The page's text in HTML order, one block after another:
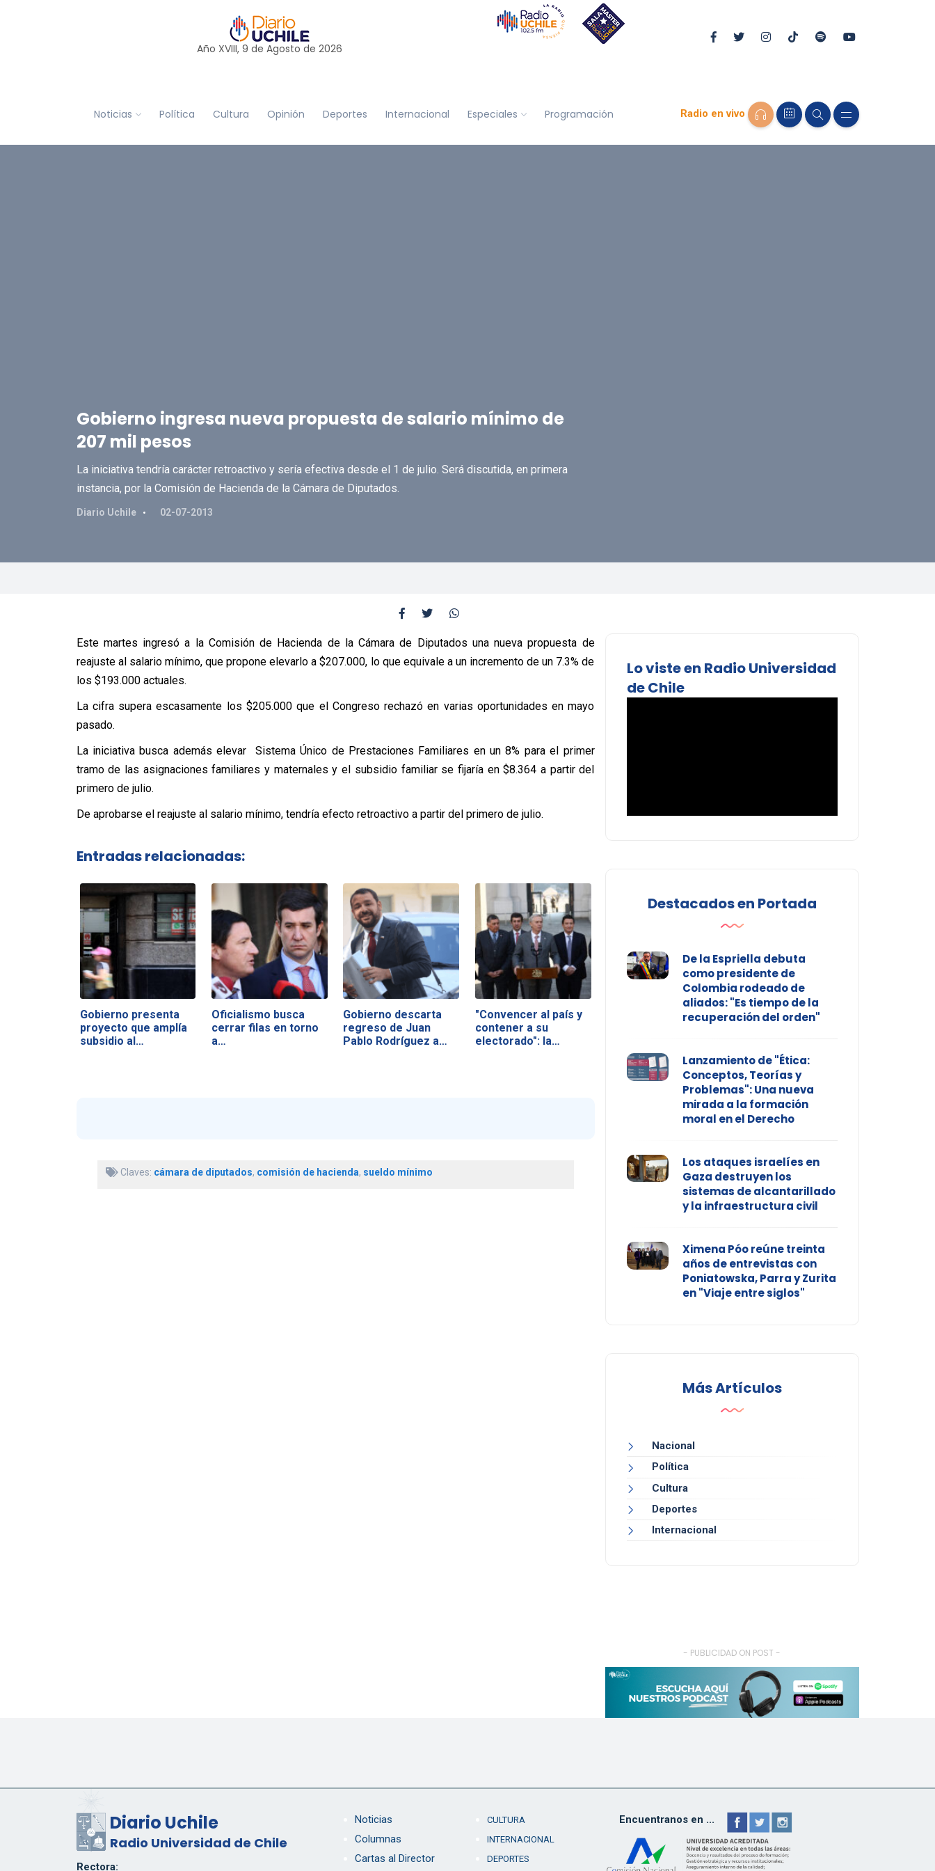
Año XVIII, 9 de Agosto de 2026
Noticias Política Cultura Opinión Deportes Internacional Especiales Programación Radio en vivo
Gobierno ingresa nueva propuesta de salario mínimo de
207 mil pesos
La iniciativa tendría carácter retroactivo y sería efectiva desde el 1 de julio. Será discutida, en primera
instancia, por la Comisión de Hacienda de la Cámara de Diputados.
Diario Uchile 02-07-2013
Este martes ingresó a la Comisión de Hacienda de la Cámara de Diputados una nueva propuesta de
reajuste al salario mínimo, que propone elevarlo a $207.000, lo que equivale a un incremento de un 7.3% de
los $193.000 actuales.
La cifra supera escasamente los $205.000 que el Congreso rechazó en varias oportunidades en mayo
pasado.
La iniciativa busca además elevar Sistema Único de Prestaciones Familiares en un 8% para el primer
tramo de las asignaciones familiares y maternales y el subsidio familiar se fijaría en $8.364 a partir del
primero de julio.
De aprobarse el reajuste al salario mínimo, tendría efecto retroactivo a partir del primero de julio.
Entradas relacionadas:
Gobierno presenta
proyecto que amplía
subsidio al…
Oficialismo busca
cerrar filas en torno
a…
Gobierno descarta
regreso de Juan
Pablo Rodríguez a
"Convencer al país y
contener a su
electorado": la…
Claves: cámara de diputados, comisión de hacienda, sueldo mínimo
Lo viste en Radio Universidad
de Chile
Destacados en Portada
De la Espriella debuta
como presidente de
Colombia rodeado de
aliados: "Es tiempo de la
recuperación del orden"
Lanzamiento de "Ética:
Conceptos, Teorías y
Problemas": Una nueva
mirada a la formación
moral en el Derecho
Los ataques israelíes en
Gaza destruyen los
sistemas de alcantarillado
y la infraestructura civil
Ximena Póo reúne treinta
años de entrevistas con
Poniatowska, Parra y Zurita
en "Viaje entre siglos"
Más Artículos
Nacional
Política
Cultura
Deportes
Internacional
- PUBLICIDAD ON POST -
Diario Uchile
Radio Universidad de Chile
Rectora:
Noticias
Columnas
Cartas al Director
CULTURA
INTERNACIONAL
DEPORTES
Encuentranos en ...